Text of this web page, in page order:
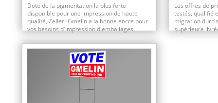
Doté de la pigmentation la plus forte
disponible pour une impression de haute
qualité, Zeller+Gmelin a la bonne encre pour
vos besoins d'impression d'emballages.
Les offres de
testés, qualifié
migration
supérieure